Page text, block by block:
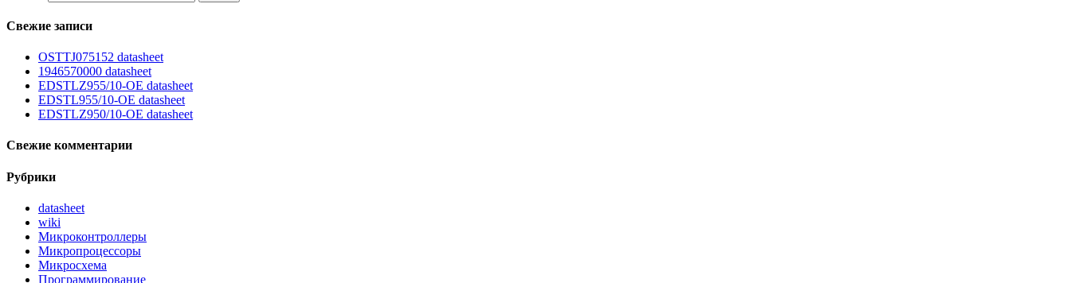
Свежие записи
OSTTJ075152 datasheet
1946570000 datasheet
EDSTLZ955/10-OE datasheet
EDSTL955/10-OE datasheet
EDSTLZ950/10-OE datasheet
Свежие комментарии
Рубрики
datasheet
wiki
Микроконтроллеры
Микропроцессоры
Микросхема
Программирование